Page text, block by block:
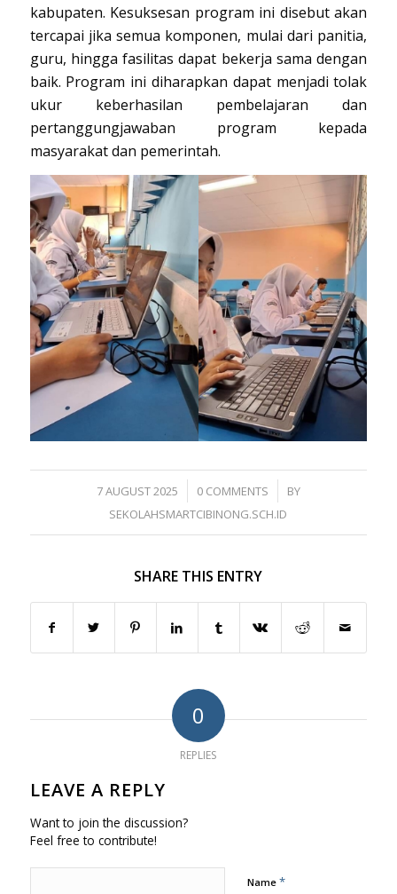
kabupaten. Kesuksesan program ini disebut akan
tercapai jika semua komponen, mulai dari panitia,
guru, hingga fasilitas dapat bekerja sama dengan
baik. Program ini diharapkan dapat menjadi tolak
ukur keberhasilan pembelajaran dan
pertanggungjawaban program kepada
masyarakat dan pemerintah.
7 AUGUST 2025
/ 0 COMMENTS
/
BY
SEKOLAHSMARTCIBINONG.SCH.ID
SHARE THIS ENTRY
0
REPLIES
LEAVE A REPLY
Want to join the discussion?
Feel free to contribute!
Name *